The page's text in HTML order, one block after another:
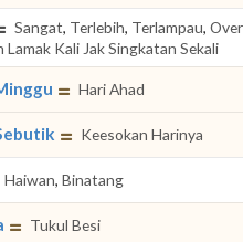
Sangat, Terlebih, Terlampau,
Lamak Kali Jak Singkatan Sekali
Hari Ahad
Keesokan Harinya
Haiwan,Binatang
Tukul Besi